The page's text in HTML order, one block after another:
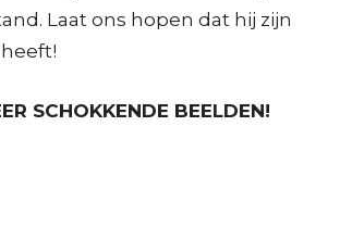
Laat ons hopen dat hij zijn
SCHOKKENDE BEELDEN!